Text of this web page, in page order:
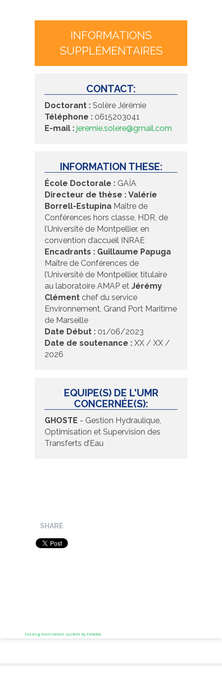
INFORMATIONS
SUPPLÉMENTAIRES
CONTACT:
Doctorant : Solère Jérémie
Téléphone : 0615203041
E-mail : jeremie.solere@gmail.com
INFORMATION THESE:
École Doctorale : GAÏA
Directeur de thèse : Valérie
Borrell-Estupina Maître de
Conférences hors classe, HDR, de
l’Université de Montpellier, en
convention d’accueil INRAE
Encadrants : Guillaume Papuga
Maître de Conférences de
l’Université de Montpellier, titulaire
au laboratoire AMAP et Jérémy
Clément chef du service
Environnement, Grand Port Maritime
de Marseille
Date Début : 01/06/2023
Date de soutenance : XX / XX /
2026
EQUIPE(S) DE L'UMR
CONCERNÉE(S):
GHOSTE - Gestion Hydraulique,
Optimisation et Supervision des
Transferts d’Eau
SHARE
FaLang translation system by Faboba